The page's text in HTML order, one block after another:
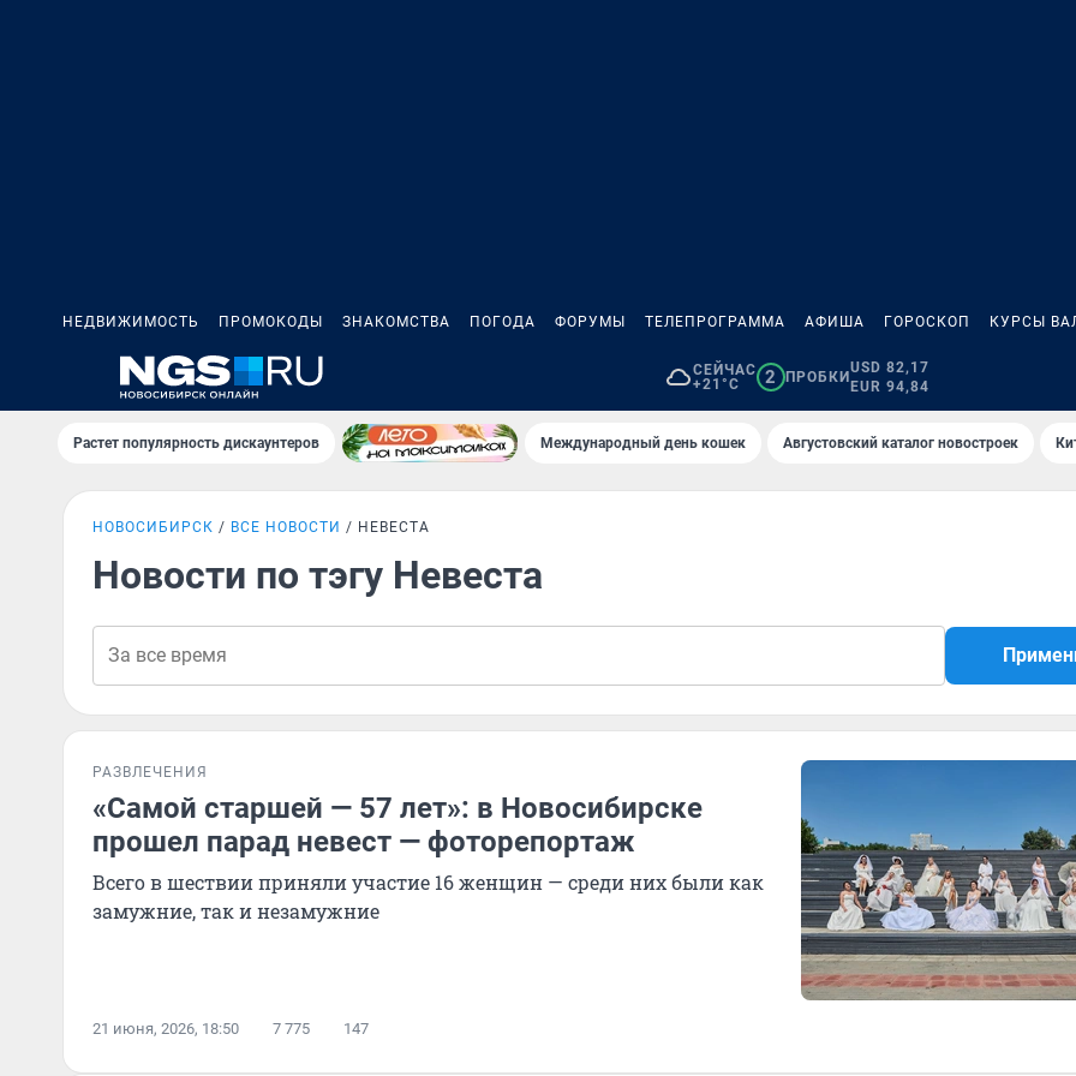
НЕДВИЖИМОСТЬ ПРОМОКОДЫ ЗНАКОМСТВА ПОГОДА ФОРУМЫ ТЕЛЕПРОГРАММА АФИША ГОРОСКОП КУРСЫ
СЕЙЧАС
+21°C
2 ПРОБКИ
USD 82,17
EUR 94,84
Растет популярность дискаунтеров Международный день кошек Августовский каталог новостроек
НОВОСИБИРСК ВСЕ НОВОСТИ НЕВЕСТА
Новости по тэгу Невеста
РАЗВЛЕЧЕНИЯ
«Самой старшей — 57 лет»: в Новосибирске
прошел парад невест — фоторепортаж
Всего в шествии приняли участие 16 женщин — среди них были как
замужние, так и незамужние
21 июня, 2026, 18:50 7 775 147